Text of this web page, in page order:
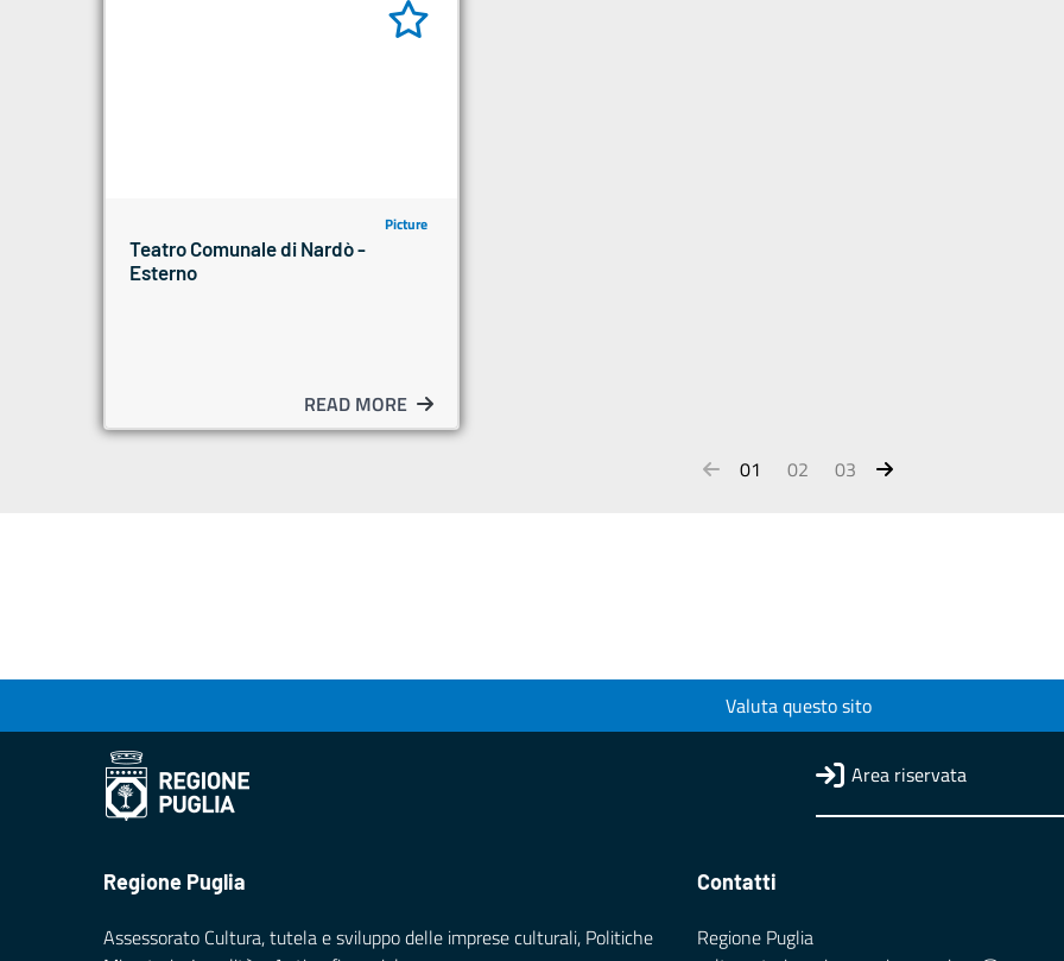
Picture
Teatro Comunale di Nardò -
Esterno
READ MORE
01 02 03
Valuta questo sito
Area riservata
Regione Puglia
Assessorato Cultura, tutela e sviluppo delle imprese culturali, Politiche
Contatti
Regione Puglia